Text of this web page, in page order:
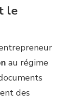
le
au régime
des